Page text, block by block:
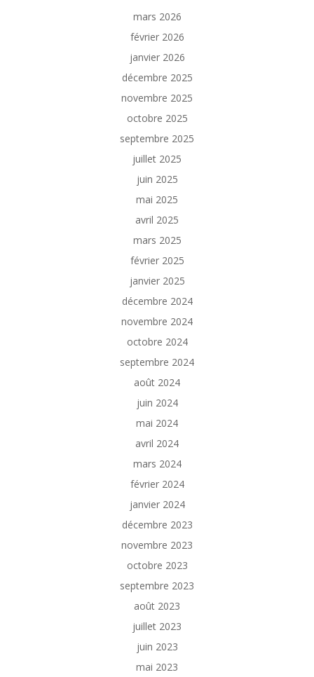
mars 2026
février 2026
janvier 2026
décembre 2025
novembre 2025
octobre 2025
septembre 2025
juillet 2025
juin 2025
mai 2025
avril 2025
mars 2025
février 2025
janvier 2025
décembre 2024
novembre 2024
octobre 2024
septembre 2024
août 2024
juin 2024
mai 2024
avril 2024
mars 2024
février 2024
janvier 2024
décembre 2023
novembre 2023
octobre 2023
septembre 2023
août 2023
juillet 2023
juin 2023
mai 2023